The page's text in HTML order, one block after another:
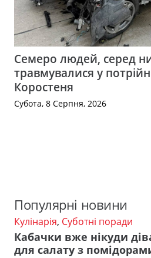
Семеро людей, серед
травмувалися у
Коростеня
Субота, 8 Серпня, 2026
Популярні новини
Кулінарія, Суботні поради
Кабачки вже нікуди
для салату з